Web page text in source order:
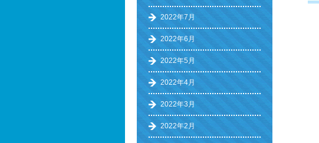
2022年7月
2022年6月
2022年5月
2022年4月
2022年3月
2022年2月